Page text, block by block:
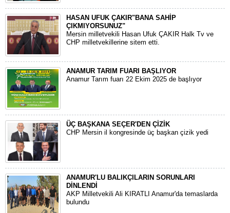
HASAN UFUK ÇAKIR"BANA SAHİP
ÇIKMIYORSUNUZ"
Mersin milletvekili Hasan Ufuk ÇAKIR Halk Tv ve
CHP milletvekillerine sitem etti.
ANAMUR TARIM FUARI BAŞLIYOR
Anamur Tarım fuarı 22 Ekim 2025 de başlıyor
ÜÇ BAŞKANA SEÇER'DEN ÇİZİK
CHP Mersin il kongresinde üç başkan çizik yedi
ANAMUR'LU BALIKÇILARIN SORUNLARI
DİNLENDİ
AKP Milletvekili Ali KIRATLI Anamur'da temaslarda
bulundu